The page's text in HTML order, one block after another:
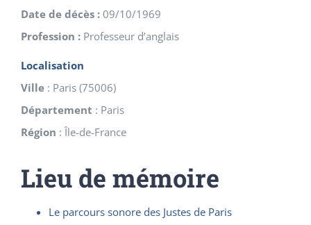
Date de décès : 09/10/1969
Profession : Professeur d’anglais
Localisation
Ville : Paris (75006)
Département : Paris
Région : Île-de-France
Lieu de mémoire
Le parcours sonore des Justes de Paris